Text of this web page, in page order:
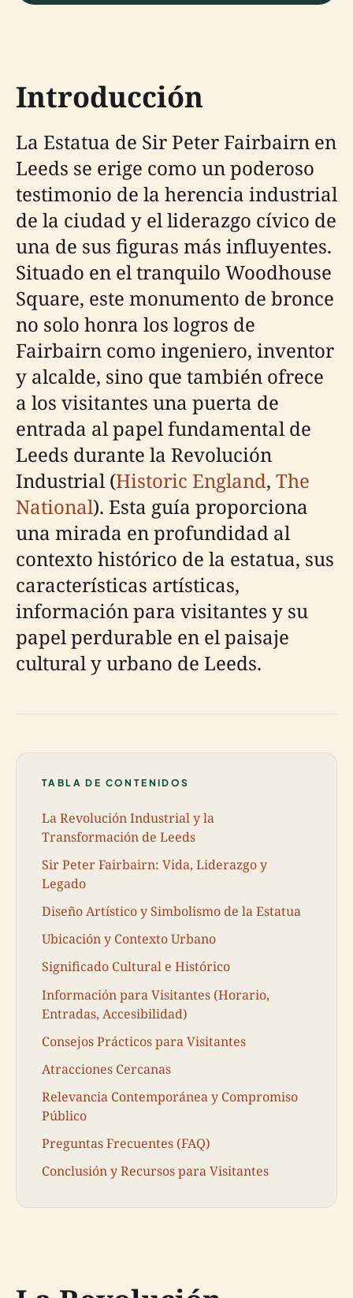
Introducción
La Estatua de Sir Peter Fairbairn en
Leeds se erige como un poderoso
testimonio de la herencia industrial
de la ciudad y el liderazgo cívico de
una de sus figuras más influyentes.
Situado en el tranquilo Woodhouse
Square, este monumento de bronce
no solo honra los logros de
Fairbairn como ingeniero, inventor
y alcalde, sino que también ofrece
a los visitantes una puerta de
entrada al papel fundamental de
Leeds durante la Revolución
Industrial (Historic England, The
National). Esta guía proporciona
una mirada en profundidad al
contexto histórico de la estatua, sus
características artísticas,
información para visitantes y su
papel perdurable en el paisaje
cultural y urbano de Leeds.
TABLA DE CONTENIDOS
La Revolución Industrial y la
Transformación de Leeds
Sir Peter Fairbairn: Vida, Liderazgo y
Legado
Diseño Artístico y Simbolismo de la Estatua
Ubicación y Contexto Urbano
Significado Cultural e Histórico
Información para Visitantes (Horario,
Entradas, Accesibilidad)
Consejos Prácticos para Visitantes
Atracciones Cercanas
Relevancia Contemporánea y Compromiso
Público
Preguntas Frecuentes (FAQ)
Conclusión y Recursos para Visitantes